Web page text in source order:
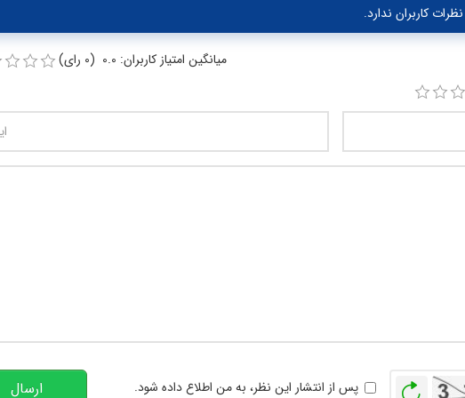
کاربران ندارد.
میانگین امتیاز کاربران: 0.0 (0 رای)
بازخوانیپس از انتشار این نظر، به من اطلاع داده شود. ارسال